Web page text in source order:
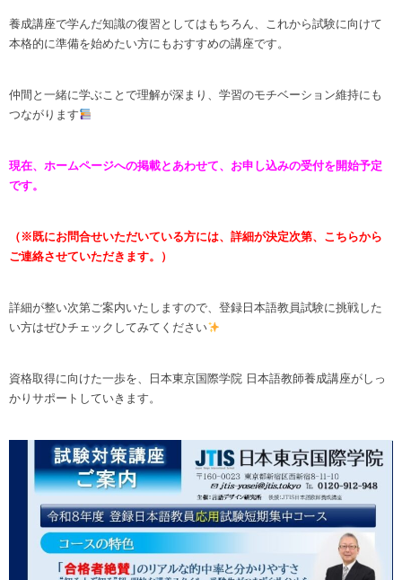
養成講座で学んだ知識の復習としてはもちろん、これから試験に向けて
本格的に準備を始めたい方にもおすすめの講座です。
仲間と一緒に学ぶことで理解が深まり、学習のモチベーション維持にも
つながります
現在、ホームページへの掲載とあわせて、お申し込みの受付を開始予定
です。
（※既にお問合せいただいている方には、詳細が決定次第、こちらから
ご連絡させていただきます。）
詳細が整い次第ご案内いたしますので、登録日本語教員試験に挑戦した
い方はぜひチェックしてみてください
資格取得に向けた一歩を、日本東京国際学院 日本語教師養成講座がしっ
かりサポートしていきます。